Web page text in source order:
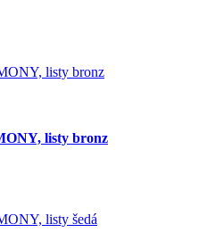
listy bronz